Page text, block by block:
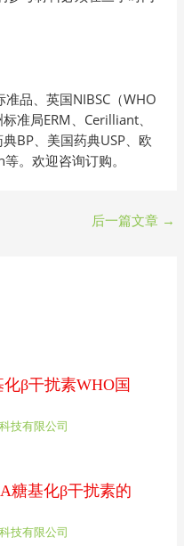
品、英国NIBSC（WHO
准局ERM、Cerilliant、
BP、美国药典USP、欧
。欢迎咨询订购。
后一篇文章 →
β干扰素WHO国
技有限公司
糖基化β干扰素的
技有限公司